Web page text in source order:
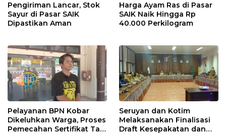
Pengiriman Lancar, Stok
Sayur di Pasar SAIK
Dipastikan Aman
Harga Ayam Ras di Pasar
SAIK Naik Hingga Rp
40.000 Perkilogram
Pelayanan BPN Kobar
Dikeluhkan Warga, Proses
Pemecahan Sertifikat Tak
Seruyan dan Kotim
Melaksanakan Finalisasi
Draft Kesepakatan dan